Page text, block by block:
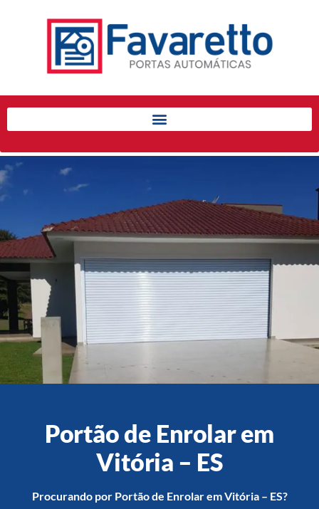
Início
Porta de Enrolar Automática
Automatizadores
Acessórios Para Portas de
Enrolar
Pintura eletrostática
Portfólio
Contato
Acessórios
Enrolar em Teresópolis – RJ
Portão de Enrolar em
Vitória – ES
Procurando por Portão de Enrolar em Vitória – ES?